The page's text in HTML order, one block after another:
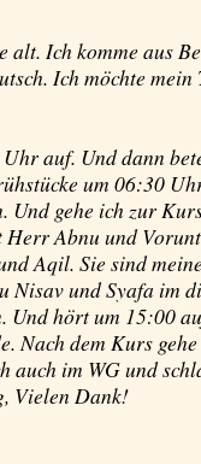
alt. Ich komme aus
Ich möchte mein
auf. Und dann
um 06:30
Und gehe ich zur
Abnu und
Aqil. Sie sind
Nisav und Syafa im
hört um 15:00
Nach dem Kurs
auch im WG und
Vielen Dank!